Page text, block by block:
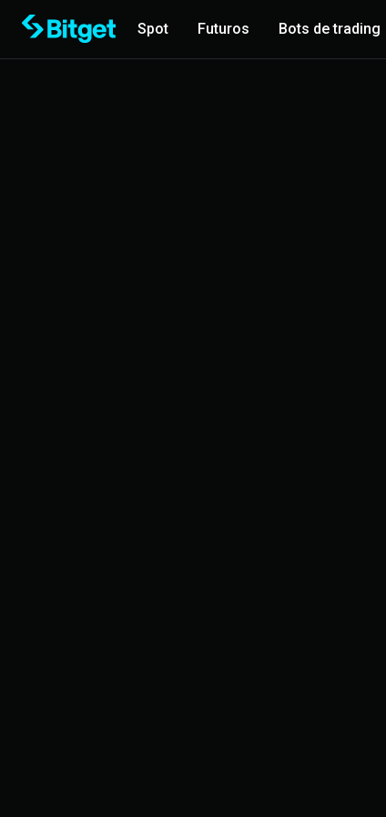
Spot Futuros Bots de trading